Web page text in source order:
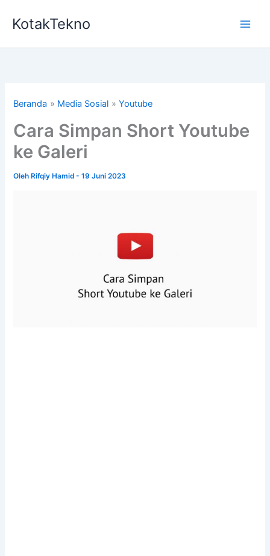
KotakTekno
Beranda Media Sosial Youtube
Cara Simpan Short Youtube
ke Galeri
Oleh Rifqiy Hamid-19 Juni 2023